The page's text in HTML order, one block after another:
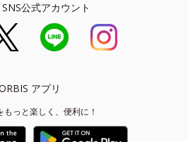
公式アカウント
アプリ
もっと楽しく、便利に！